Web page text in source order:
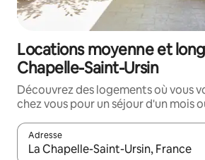
Locations moyenne et
Chapelle-Saint-Ursin
Découvrez des logements où vous
chez vous pour un séjour d'un mois
Adresse
Lorsque les résultats s'affichent,